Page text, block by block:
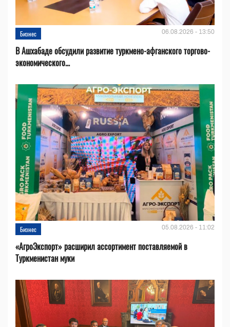
Бизнес 06.08.2026 - 13:50
В Ашхабаде обсудили развитие туркмено-афганского торгово-
экономического...
Бизнес 05.08.2026 - 11:02
«АгроЭкспорт» расширил ассортимент поставляемой в
Туркменистан муки